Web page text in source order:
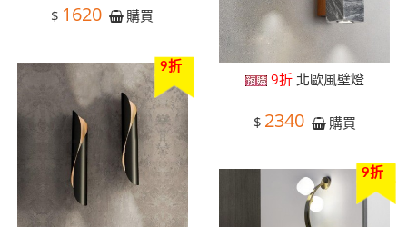
$ 1620 購買
9折北歐風壁燈
$ 2340 購買
9折
9折